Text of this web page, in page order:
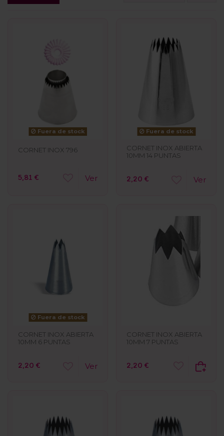
Fuera de stock
CORNET INOX 796
5,81 € Ver
Fuera de stock
CORNET INOX ABIERTA
10MM 14 PUNTAS
2,20 € Ver
Fuera de stock
CORNET INOX ABIERTA
10MM 6 PUNTAS
2,20 € Ver
CORNET INOX ABIERTA
10MM 7 PUNTAS
2,20 €